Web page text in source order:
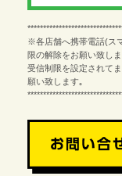
※各店舗へ携帯電話(ス
限の解除をお願い致しま
受信制限を設定されて
願い致します｡